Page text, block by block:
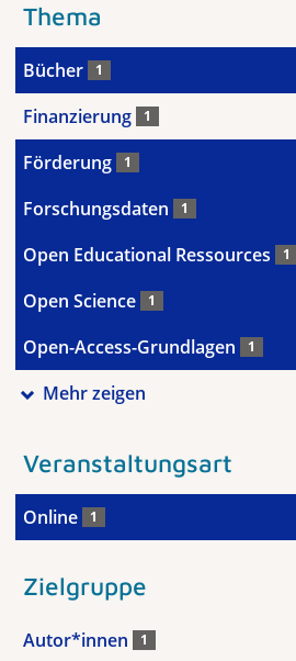
Thema
Bücher 1
Finanzierung 1
Förderung 1
Forschungsdaten 1
Open Educational Ressources 1
Open Science 1
Open-Access-Grundlagen 1
Mehr zeigen
Veranstaltungsart
Online 1
Zielgruppe
Autor*innen 1